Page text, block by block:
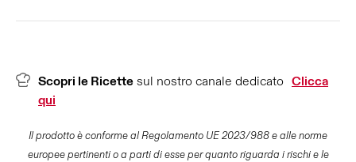
Scopri le Ricette sul nostro canale dedicato Clicca
qui
Il prodotto è conforme al Regolamento UE 2023/988 e alle norme
europee pertinenti o a parti di esse per quanto riguarda i rischi e le